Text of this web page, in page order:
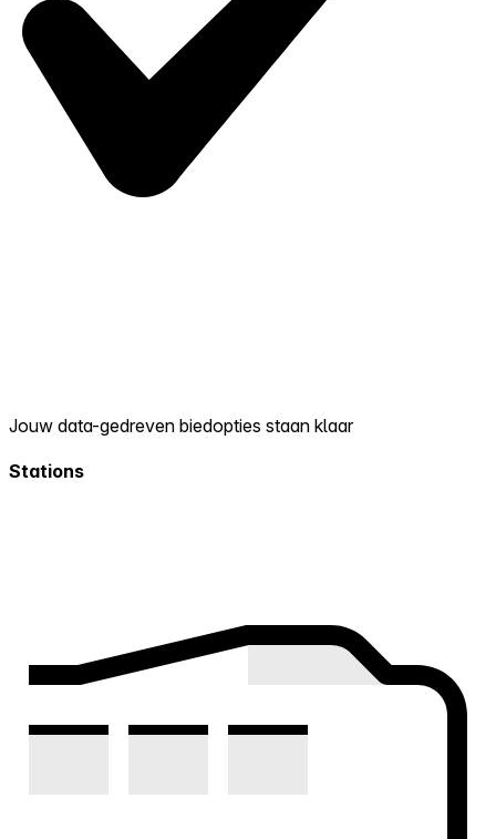
Jouw data-gedreven biedopties staan klaar
Stations